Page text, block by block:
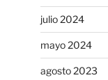
julio 2024
mayo 2024
agosto 2023